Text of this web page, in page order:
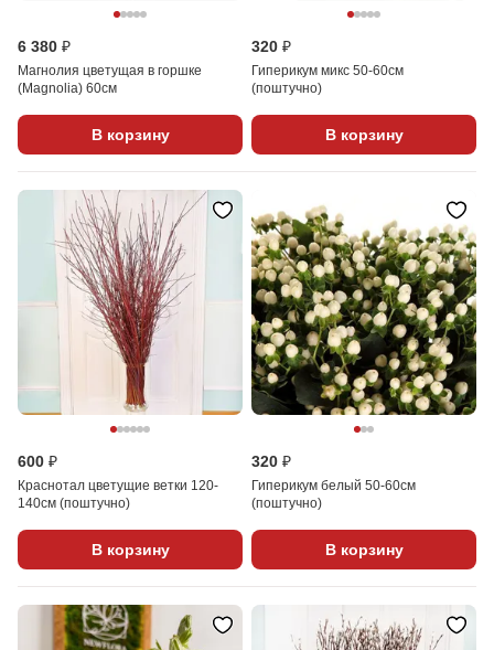
6 380 ₽
Магнолия цветущая в горшке
(Magnolia) 60см
В корзину
320 ₽
Гиперикум микс 50-60см
(поштучно)
В корзину
600 ₽
Краснотал цветущие ветки 120-
140см (поштучно)
В корзину
320 ₽
Гиперикум белый 50-60см
(поштучно)
В корзину